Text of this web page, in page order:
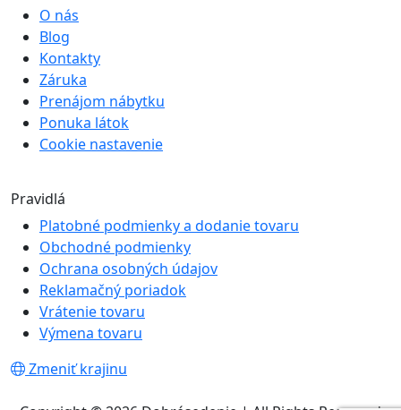
O nás
Blog
Kontakty
Záruka
Prenájom nábytku
Ponuka látok
Cookie nastavenie
Pravidlá
Platobné podmienky a dodanie tovaru
Obchodné podmienky
Ochrana osobných údajov
Reklamačný poriadok
Vrátenie tovaru
Výmena tovaru
Zmeniť krajinu